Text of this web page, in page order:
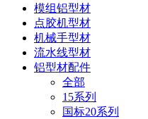
模组铝型材
点胶机型材
机械手型材
流水线型材
铝型材配件
全部
15系列
国标20系列